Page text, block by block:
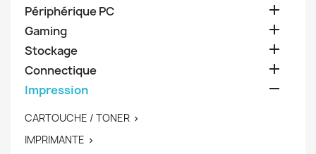
Périphérique PC 
Gaming 
Stockage 
Connectique 
Impression 
CARTOUCHE / TONER 
IMPRIMANTE 